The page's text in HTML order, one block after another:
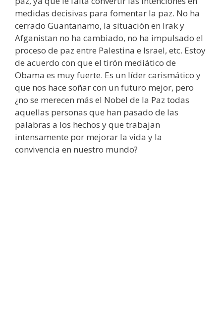
medidas decisivas para fomentar la paz. No ha
cerrado Guantanamo, la situación en Irak y
Afganistan no ha cambiado, no ha impulsado el
proceso de paz entre Palestina e Israel, etc. Estoy
de acuerdo con que el tirón mediático de
Obama es muy fuerte. Es un líder carismático y
que nos hace soñar con un futuro mejor, pero
¿no se merecen más el Nobel de la Paz todas
aquellas personas que han pasado de las
palabras a los hechos y que trabajan
intensamente por mejorar la vida y la
convivencia en nuestro mundo?